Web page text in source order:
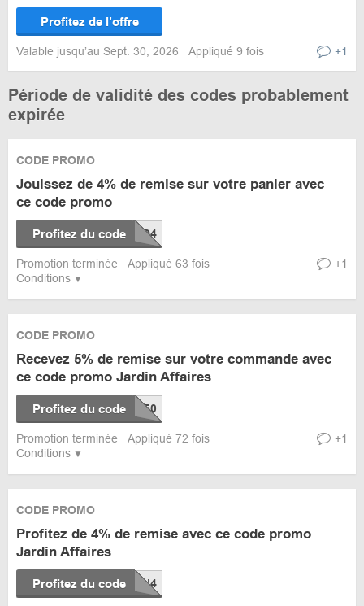
Profitez de l’offre
Valable jusqu’au Sept. 30, 2026 Appliqué 9 fois +1
Période de validité des codes probablement
expirée
Conditions
CODE PROMO
Jouissez de 4% de remise sur votre panier avec
ce code promo
Profitez du code
Promotion terminée Appliqué 63 fois +1
Conditions
CODE PROMO
Recevez 5% de remise sur votre commande avec
ce code promo Jardin Affaires
Profitez du code
Promotion terminée Appliqué 72 fois +1
CODE PROMO
Profitez de 4% de remise avec ce code promo
Jardin Affaires
Profitez du code